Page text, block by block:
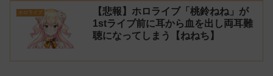
ホロライブ
【悲報】ホロライブ「桃鈴ねね」が
1stライブ前に耳から血を出し両耳難
聴になってしまう【ねねち】